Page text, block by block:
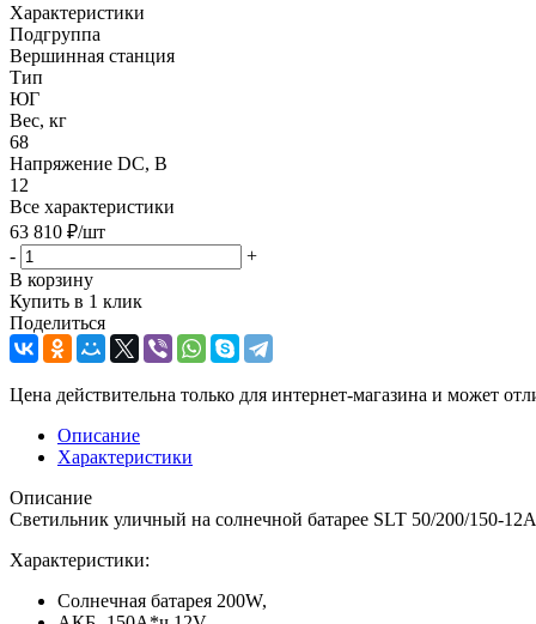
Характеристики
Подгруппа
Вершинная станция
Тип
ЮГ
Вес, кг
68
Напряжение DC, В
12
Все характеристики
63 810 ₽/шт
-
+
В корзину
Купить в 1 клик
Поделиться
Цена действительна только для интернет-магазина и может
Описание
Характеристики
Описание
Светильник уличный на солнечной батарее SLT 50/200/150-
Характеристики:
Солнечная батарея 200W,